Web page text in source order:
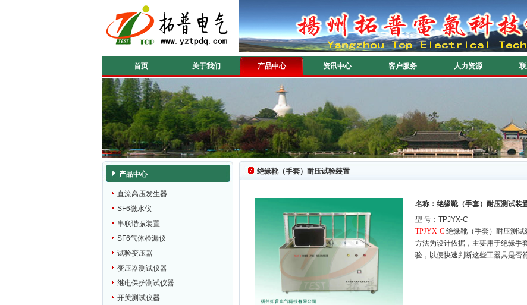
首页 关于我们 产品中心 资讯中心 客户服务 人力资源
产品中心
直流高压发生器
SF6微水仪
串联谐振装置
SF6气体检漏仪
试验变压器
变压器测试仪器
继电保护测试仪器
开关测试仪器
绝缘靴（手套）耐压试验装置
名称：绝缘靴（手套）耐压测试装
型 号：TPJYX-C
TPJYX-C 绝缘靴（手套）耐压测
方法为设计依据，主要用于绝缘手
验，以便快速判 断这些工器具是否